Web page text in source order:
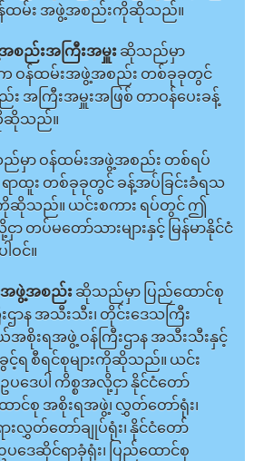
န်ထမ်း အဖွဲ့အစည်းကိုဆိုသည်။
စည်းအကြီးအမှူး ဆိုသည်မှာ
ဝန်ထမ်းအဖွဲ့အစည်း တစ်ခုခုတွင်
အကြီးအမှူးအဖြစ် တာဝန်ပေးခန့်
ဆိုသည်။
မှာ ဝန်ထမ်းအဖွဲ့အစည်း တစ်ရပ်
ရာထူး တစ်ခုခုတွင် ခန့်အပ်ခြင်းခံရသ
ဆိုသည်။ ယင်းစကား ရပ်တွင် ဤ
ာ တပ်မတော်သားများနှင့် မြန်မာနိုင်ငံ
ဝင်။
အဖွဲ့အစည်း ဆိုသည်မှာ ပြည်ထောင်စု
ဌာန အသီးသီး၊ တိုင်းဒေသကြီး
စိုးရအဖွဲ့ ဝန်ကြီးဌာန အသီးသီးနှင့်
ရ စီရင်စုများကိုဆိုသည်။ ယင်း
ဒေပါ ကိစ္စအလို့ငှာ နိုင်ငံတော်
ောင်စု အစိုးရအဖွဲ့၊ လွှတ်တော်ရုံး၊
းလွှတ်တော်ချုပ်ရုံး၊ နိုင်ငံတော်
ဒေဆိုင်ရာခုံရုံး၊ ပြည်ထောင်စု